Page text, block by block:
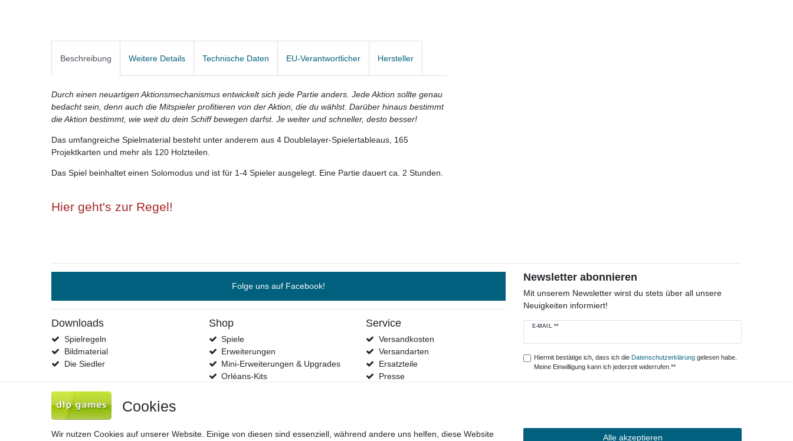
Beschreibung Weitere Details Technische Daten EU-Verantwortlicher Hersteller
Durch einen neuartigen Aktionsmechanismus entwickelt sich jede Partie anders. Jede Aktion sollte genau
bedacht sein, denn auch die Mitspieler profitieren von der Aktion, die du wählst. Darüber hinaus bestimmt
die Aktion bestimmt, wie weit du dein Schiff bewegen darfst. Je weiter und schneller, desto besser!
Das umfangreiche Spielmaterial besteht unter anderem aus 4 Doublelayer-Spielertableaus, 165
Projektkarten und mehr als 120 Holzteilen.
Das Spiel beinhaltet einen Solomodus und ist für 1-4 Spieler ausgelegt. Eine Partie dauert ca. 2 Stunden.
Hier geht's zur Regel!
Folge uns auf Facebook!
Downloads
Spielregeln
Bildmaterial
Die Siedler
Shop
Spiele
Erweiterungen
Mini-Erweiterungen & Upgrades
Orléans-Kits
Service
Versandkosten
Versandarten
Ersatzteile
Presse
Newsletter abonnieren
Mit unserem Newsletter wirst du stets über all unsere
Neuigkeiten informiert!
E-MAIL **
Newsletter
Hiermit bestätige ich, dass ich die Daten­schutz­erklärunggelesen habe.
Meine Einwilligung kann ich jederzeit widerrufen.**
Cookies
Wir nutzen Cookies auf unserer Website. Einige von diesen sind essenziell, während andere uns helfen, diese Website Alle akzeptieren